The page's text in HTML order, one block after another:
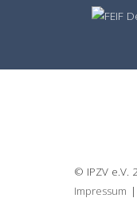
© IPZV e.V.
Impressum |